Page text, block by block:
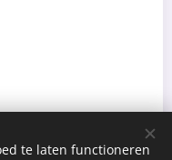
te laten functioneren